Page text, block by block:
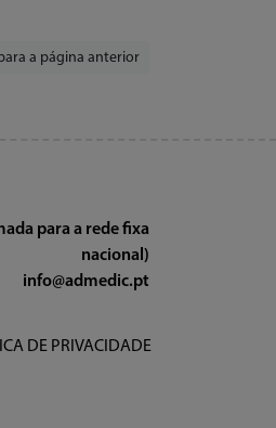
a página anterior
para a rede fixa
nacional)
info@admedic.pt
DE PRIVACIDADE